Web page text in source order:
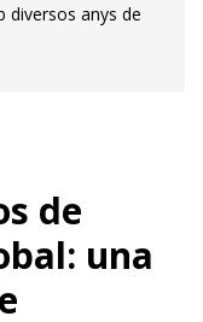
diversos anys de
de
una